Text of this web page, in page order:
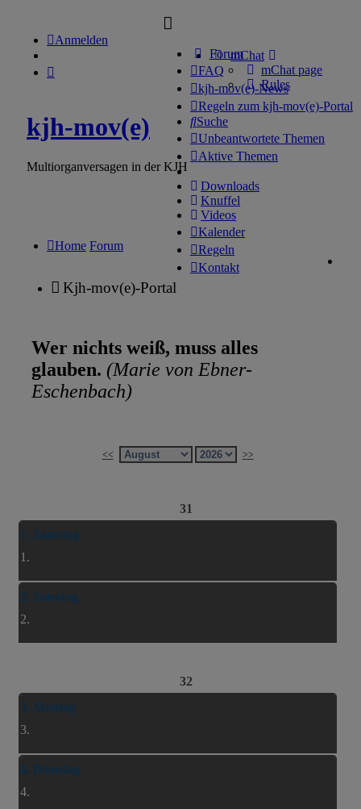
Forum
FAQ
kjh-mov(e)-News
Regeln zum kjh-mov(e)-Portal
Suche
Unbeantwortete Themen
Aktive Themen
Downloads
Knuffel
Videos
Kalender
Regeln
Kontakt
Anmelden
mChat
mChat page
Rules
kjh-mov(e)
Multiorganversagen in der KJH
Home Forum
Kjh-mov(e)-Portal
Wer nichts weiß, muss alles
glauben. (Marie von Ebner-
Eschenbach)
<< >>
31
1. Samstag
1.
2. Sonntag
2.
32
3. Montag
3.
4. Dienstag
4.